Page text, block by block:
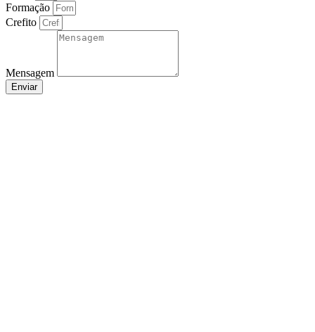
Formação
Crefito
Mensagem
Enviar